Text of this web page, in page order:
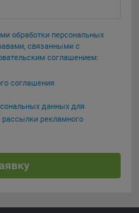
других местных
файлы cookie
вносить в них
помогают
при использовании
есть возможность
обработки персональных
связанными с
соглашением:
соглашения
данных для
рассылки рекламного